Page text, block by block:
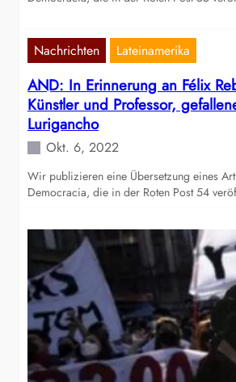
Nachrichten Lateinamerika
AND: In Erinnerung an Félix
Künstler und Professor,
Lurigancho
Okt. 6, 2022
Wir publizieren eine Übersetzung eines
Democracia, die in der Roten Post 54